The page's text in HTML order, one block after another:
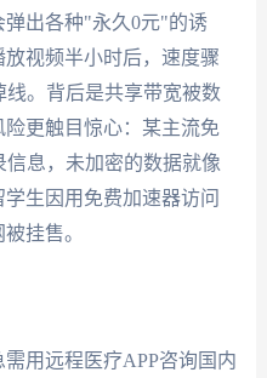
弹出各种"永久0元"的诱
视频半小时后，速度骤
线。背后是共享带宽被数
更触目惊心：某主流免
息，未加密的数据就像
生因用免费加速器访问
挂售。
用远程医疗APP咨询国内